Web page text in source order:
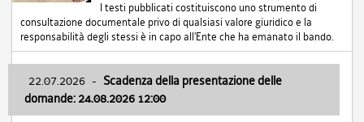
I testi pubblicati costituiscono uno strumento di
consultazione documentale privo di qualsiasi valore giuridico e la
responsabilità degli stessi è in capo all'Ente che ha emanato il bando.
22.07.2026 - Scadenza della presentazione delle
domande: 24.08.2026 12:00